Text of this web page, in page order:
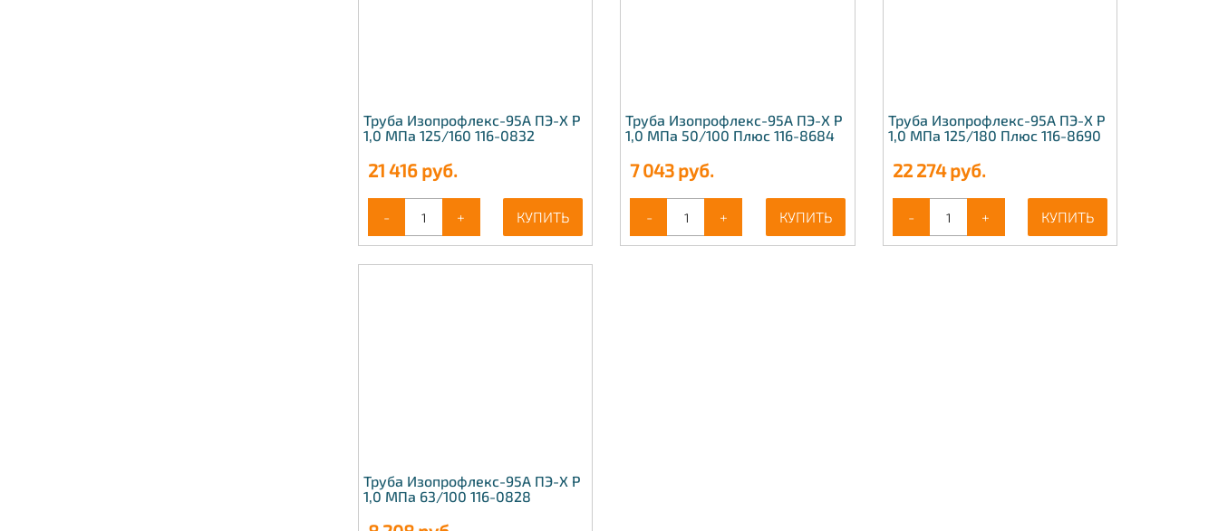
Труба Изопрофлекс-95А ПЭ-Х Р
1,0 МПа 125/160 116-0832
21 416руб.
- + КУПИТЬ
Труба Изопрофлекс-95А ПЭ-Х Р
1,0 МПа 50/100 Плюс 116-8684
7 043 руб.
- + КУПИТЬ
Труба Изопрофлекс-95А ПЭ-Х Р
1,0 МПа 125/180 Плюс 116-8690
22 274руб.
- + КУПИТЬ
Труба Изопрофлекс-95А ПЭ-Х Р
1,0 МПа 63/100 116-0828